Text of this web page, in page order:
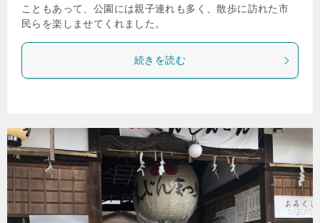
こともあって、公園には親子連れも多く、散歩に訪れた市
民らを楽しませてくれました。
続きを読む